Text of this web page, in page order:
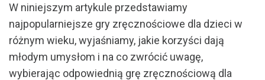
W niniejszym artykule przedstawiamy
najpopularniejsze gry zręcznościowe dla dzieci w
różnym wieku, wyjaśniamy, jakie korzyści dają
młodym umysłom i na co zwrócić uwagę,
wybierając odpowiednią grę zręcznościową dla